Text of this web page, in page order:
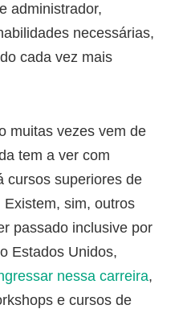
administrador,
necessárias,
cada vez mais
muitas vezes vem de
tem a ver com
cursos superiores de
sim, outros
passado inclusive por
Estados Unidos,
nessa carreira,
e cursos de